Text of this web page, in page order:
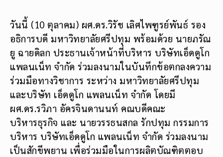
วันนี้ (10 ตุลาคม) ผศ.ดร.วิรัช เลิศไพฑูรย์พันธ์ รอง
อธิการบดี มหาวิทยาลัยศรีปทุม พร้อมด้วย นายภรัณ
ยู ฉายดิลก ประธานเจ้าหน้าที่บริหาร บริษัทเอ็ดดูโก
แพลนเน็ท จำกัด ร่วมลงนามในบันทึกข้อตกลงความ
ร่วมมือทางวิชาการ ระหว่าง มหาวิทยาลัยศรีปทุม
และบริษัท เอ็ดดูโก แพลนเน็ท จำกัด โดยมี
ผศ.ดร.รวิภา อัครจินดานนท์ คณบดีคณะ
บริหารธุรกิจ และ นายวรรธนสกล รักปทุม กรรมการ
บริหาร บริษัทเอ็ดดูโก แพลนเน็ท จำกัด ร่วมลงนาม
เป็นสักขีพยาน เพื่อร่วมมือในการผลิตบัณฑิตตอบ